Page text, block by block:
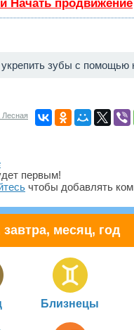
Начать продвижение
укрепить зубы с
Лесная
первым!
чтобы добавлять
месяц, год
Близнецы